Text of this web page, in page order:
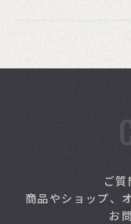
ご質
商品やショップ、
お